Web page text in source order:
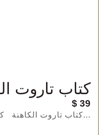
كتاب تاروت
$ 39
كتاب تاروت الكاهنة كتاب الكاهنة – دليل الربط الشامل مع جميع بطاقات التاروت هل تساءلت...